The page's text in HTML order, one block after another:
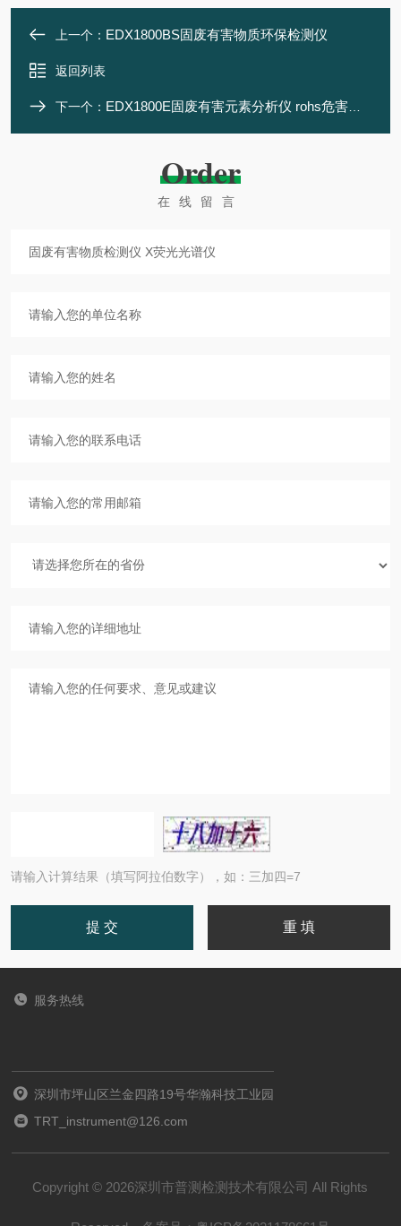
上一个： EDX1800BS固废有害物质环保检测仪
返回列表
下一个： EDX1800E固废有害元素分析仪 rohs危害物质检测仪
Order
在线留言
请输入计算结果（填写阿拉伯数字），如：三加四=7
服务热线
深圳市坪山区兰金四路19号华瀚科技工业园
TRT_instrument@126.com
Copyright © 2026深圳市普测检测技术有限公司 All Rights